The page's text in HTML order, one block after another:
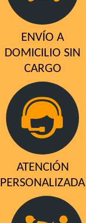
ENVÍO A
DOMICILIO SIN
CARGO
ATENCIÓN
PERSONALIZADA